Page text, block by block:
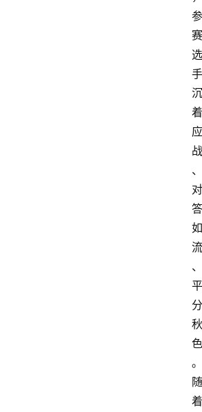
参
赛
选
手
沉
着
应
战
、
对
答
如
流
、
平
分
秋
色
。
随
着